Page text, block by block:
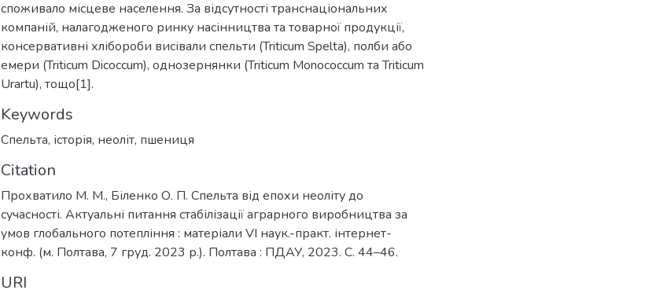
споживало місцеве населення. За відсутності транснаціональних
компаній, налагодженого ринку насінництва та товарної продукції,
консервативні хлібороби висівали спельти (Triticum Spelta), полби або
емери (Triticum Dicoccum), однозернянки (Triticum Monococcum та Triticum
Urartu), тощо[1].
Keywords
Спельта, історія, неоліт, пшениця
Citation
Прохватило М. М., Біленко О. П. Спельта від епохи неоліту до
сучасності. Актуальні питання стабілізації аграрного виробництва за
умов глобального потепління : матеріали VІ наук.-практ. інтернет-
конф. (м. Полтава, 7 груд. 2023 р.). Полтава : ПДАУ, 2023. С. 44–46.
URI